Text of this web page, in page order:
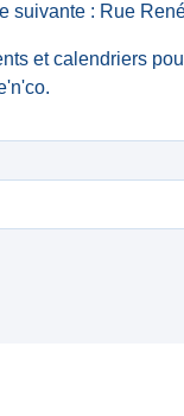
suivante : Rue
et calendriers